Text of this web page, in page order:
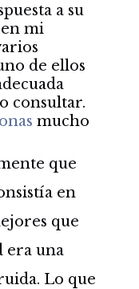
a su
mi
de ellos
consultar.
mucho
que
en
que
era una
Lo que